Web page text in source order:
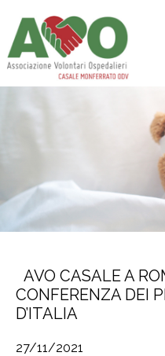
AVO CASALE A
CONFERENZA DEI
D’ITALIA
27/11/2021